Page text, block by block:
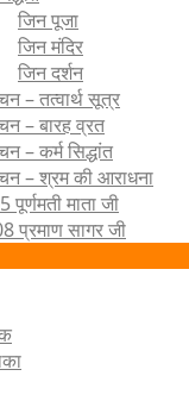
जिन पूजा
जिन मंदिर
जिन दर्शन
– तत्वार्थ सूत्र
– बारह व्रत
– कर्म सिद्धांत
– श्रम की आराधना
पूर्णमती माता जी
प्रमाण सागर जी